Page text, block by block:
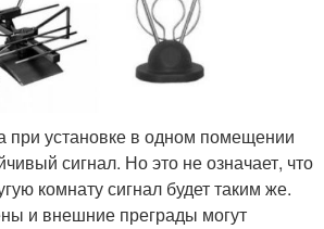
при установке в одном помещении
сигнал. Но это не означает, что
комнату сигнал будет таким же.
и внешние преграды могут